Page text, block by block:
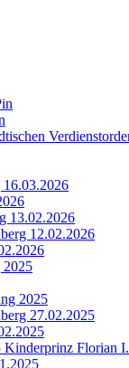
16.03.2026
13.02.2026
12.02.2026
2025
2025
27.02.2025
Florian